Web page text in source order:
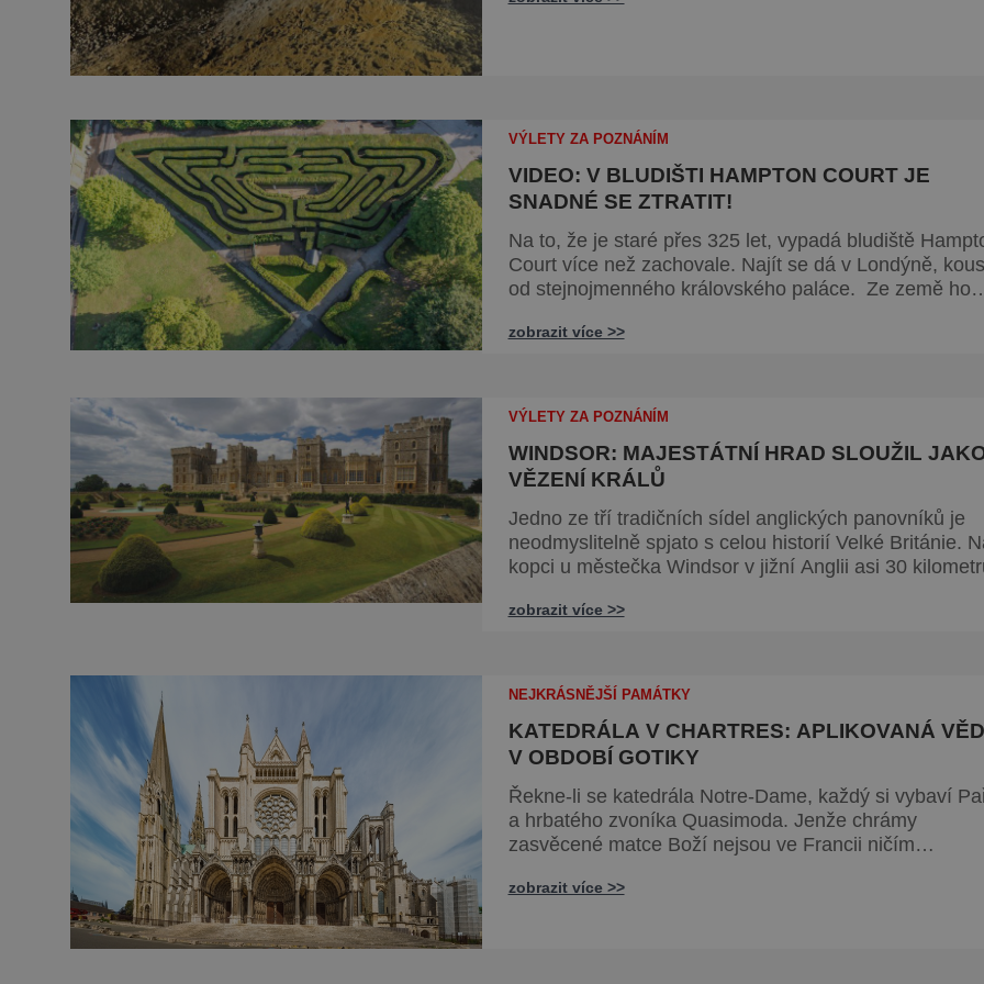
VÝLETY ZA POZNÁNÍM
VIDEO: V BLUDIŠTI HAMPTON COURT JE
SNADNÉ SE ZTRATIT!
Na to, že je staré přes 325 let, vypadá bludiště
Court více než zachovale. Najít se dá v Londýně,
od stejnojmenného královského paláce. Ze země ho
London (asi 1640–1714) a Henry Wise (1653–1738)
v živý plot promění saze
zobrazit více >>
VÝLETY ZA POZNÁNÍM
WINDSOR: MAJESTÁTNÍ HRAD SLOUŽIL
VĚZENÍ KRÁLŮ
Jedno ze tří tradičních sídel anglických panovníků je
neodmyslitelně spjato s celou historií Velké Británie. Na
kopci u městečka Windsor v jižní Anglii asi 30
zelenými trávníky. Její gotické věže budí obdiv znalců
existence z
zobrazit více >>
NEJKRÁSNĚJŠÍ PAMÁTKY
KATEDRÁLA V CHARTRES: APLIKOVANÁ
V OBDOBÍ GOTIKY
Řekne-li se katedrála Notre-Dame, každý si vybaví
a hrbatého zvoníka Quasimoda. Jenže chrámy
zasvěcené matce Boží nejsou ve Francii ničím
pochlubit stejnojmennou katedrálou, která je se svými
zobrazit více >>